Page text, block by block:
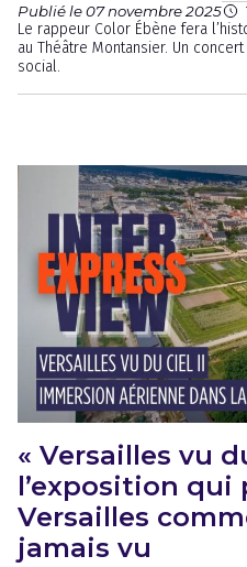
Publié le 07 novembre 2025
Le rappeur Color Ébène fera
au Théâtre Montansier. Un
social.
« Versailles vu
l’exposition qui
Versailles
jamais vu